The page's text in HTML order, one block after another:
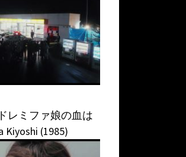
レミファ娘の血は
Kiyoshi (1985)